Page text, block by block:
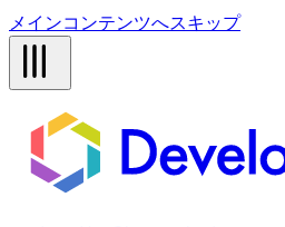
メインコンテンツへスキップ